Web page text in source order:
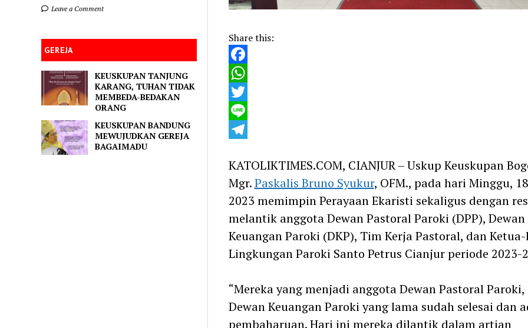
Leave a Comment
GEREJA
KEUSKUPAN TANJUNG
KARANG, TUHAN TIDAK
MEMBEDA-BEDAKAN
ORANG
KEUSKUPAN BANDUNG
MEWUJUDKAN GEREJA
BAGAIMADU
Share this:
Facebook
WhatsApp
Twitter
Line
KATOLIKTIMES.COM, CIANJUR – Uskup Keuskupan
Mgr.Paskalis Bruno Syukur, OFM., pada hari Minggu,
2023 memimpin Perayaan Ekaristi sekaligus dengan
melantik anggota Dewan Pastoral Paroki (DPP), Dewan
Keuangan Paroki (DKP), Tim Kerja Pastoral, dan
Lingkungan Paroki Santo Petrus Cianjur periode 2023-
“Mereka yang menjadi anggota Dewan Pastoral Paroki,
Dewan Keuangan Paroki yang lama sudah selesai dan
pembaharuan. Hari ini mereka dilantik dalam artian